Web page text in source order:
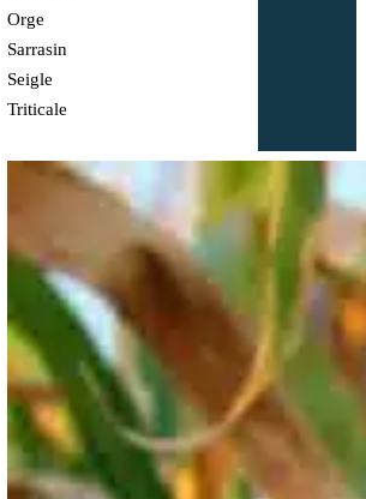
Orge
Sarrasin
Seigle
Triticale
semence bio